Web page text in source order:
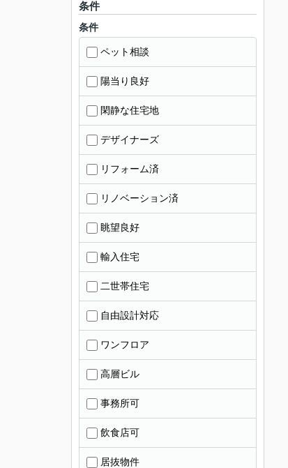
条件
条件
ペット相談
陽当り良好
閑静な住宅地
デザイナーズ
リフォーム済
リノベーション済
眺望良好
輸入住宅
二世帯住宅
自由設計対応
ワンフロア
高層ビル
事務所可
飲食店可
居抜物件